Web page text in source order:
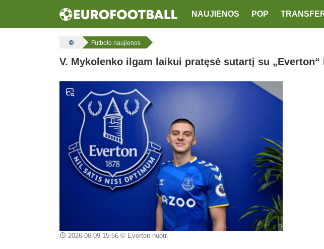
NAUJIENOS POP
Futbolo naujienos
V. Mykolenko ilgam laikui pratęsė sutartį su „Everton“
2026-06-09 15:56© Everton nuotr.